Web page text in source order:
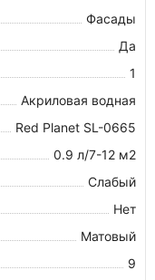
Фасады
Да
1
Акриловая водная
Red Planet SL-0665
0.9 л/7-12 м2
Слабый
Нет
Матовый
9